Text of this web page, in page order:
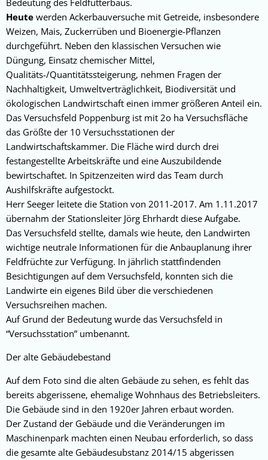
Bedeutung des Feldfutterbaus.
Heute werden Ackerbauversuche mit Getreide, insbesondere
Weizen, Mais, Zuckerrüben und Bioenergie-Pflanzen
durchgeführt. Neben den klassischen Versuchen wie
Düngung, Einsatz chemischer Mittel,
Qualitäts-/Quantitätssteigerung, nehmen Fragen der
Nachhaltigkeit, Umweltverträglichkeit, Biodiversität und
ökologischen Landwirtschaft einen immer größeren Anteil ein.
Das Versuchsfeld Poppenburg ist mit 2o ha Versuchsfläche
das Größte der 10 Versuchsstationen der
Landwirtschaftskammer. Die Fläche wird durch drei
festangestellte Arbeitskräfte und eine Auszubildende
bewirtschaftet. In Spitzenzeiten wird das Team durch
Aushilfskräfte aufgestockt.
Herr Seeger leitete die Station von 2011-2017. Am 1.11.2017
übernahm der Stationsleiter Jörg Ehrhardt diese Aufgabe.
Das Versuchsfeld stellte, damals wie heute, den Landwirten
wichtige neutrale Informationen für die Anbauplanung ihrer
Feldfrüchte zur Verfügung. In jährlich stattfindenden
Besichtigungen auf dem Versuchsfeld, konnten sich die
Landwirte ein eigenes Bild über die verschiedenen
Versuchsreihen machen.
Auf Grund der Bedeutung wurde das Versuchsfeld in
“Versuchsstation” umbenannt.
Der alte Gebäudebestand
Auf dem Foto sind die alten Gebäude zu sehen, es fehlt das
bereits abgerissene, ehemalige Wohnhaus des Betriebsleiters.
Die Gebäude sind in den 1920er Jahren erbaut worden.
Der Zustand der Gebäude und die Veränderungen im
Maschinenpark machten einen Neubau erforderlich, so dass
die gesamte alte Gebäudesubstanz 2014/15 abgerissen